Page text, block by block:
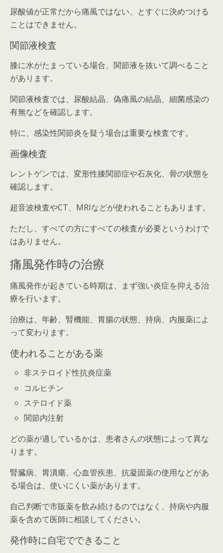
尿酸値が正常だから痛風ではない、とすぐに決めつける
ことはできません。
関節液検査
膝に水がたまっている場合、関節液を抜いて調べること
があります。
関節液検査では、尿酸結晶、偽痛風の結晶、細菌感染の
有無などを確認します。
特に、感染性関節炎を疑う場合は重要な検査です。
画像検査
レントゲンでは、変形性膝関節症や石灰化、骨の状態を
確認します。
超音波検査やCT、MRIなどが使われることもあります。
ただし、すべての方にすべての検査が必要というわけで
はありません。
痛風発作時の治療
痛風発作が起きている時期は、まず強い炎症を抑える治
療を行います。
治療は、年齢、腎機能、胃腸の状態、持病、内服薬によ
って変わります。
使われることがある薬
非ステロイド性抗炎症薬
コルヒチン
ステロイド薬
関節内注射
どの薬が適しているかは、患者さんの状態によって異な
ります。
腎臓病、胃潰瘍、心血管疾患、抗凝固薬の使用などがあ
る場合は、使いにくい薬があります。
自己判断で市販薬を飲み続けるのではなく、持病や内服
薬を含めて医師に相談してください。
発作時に自宅でできること